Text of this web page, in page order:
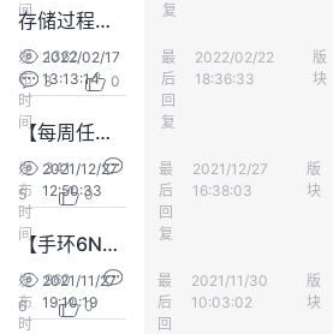
间
复
存储过程执行过程
发
布
时
间
2022/02/17
13:13:14
最
后
回
复
kswil
2022/02/22
18:36:33
版
块
1362
3
0
【每周任务码豆急剧减少】
发
布
时
间
2021/12/27
12:50:33
最
后
回
复
vv v
2021/12/27
16:38:03
版
块
341
5
0
【手环6NFC】上周四有补货吗？
发
布
时
2021/11/27
19:10:19
最
后
回
丧心病狂的雷克斯大人
2021/11/30
10:03:02
版
块
960
6
0